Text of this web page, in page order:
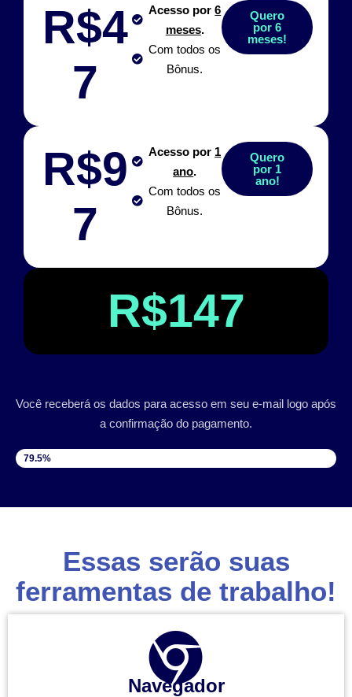
R$4
7
Acesso por6
meses.
Com todos os
Bônus.
Quero
por 6
meses!
R$9
7
Acesso por 1
ano.
Com todos os
Bônus.
Quero
por 1
ano!
R$147
Você receberá os dados para acesso em seu e-mail logo após
a confirmação do pagamento.
VAGAS DISPONÍVEIS
79.5%
Essas serão suas
ferramentas de trabalho!
Navegador